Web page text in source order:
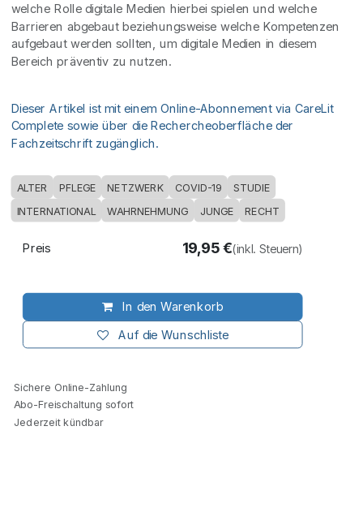
welche Rolle digitale Medien hierbei spielen und welche
Barrieren abgebaut beziehungsweise welche Kompetenzen
aufgebaut werden sollten, um digitale Medien in diesem
Bereich präventiv zu nutzen.
Dieser Artikel ist mit einem Online-Abonnement via CareLit
Complete sowie über die Rechercheoberfläche der
Fachzeitschrift zugänglich.
ALTER PFLEGE NETZWERK COVID-19 STUDIE
INTERNATIONAL WAHRNEHMUNG JUNGE RECHT
In den Warenkorb
Auf die Wunschliste
Preis 19,95€(inkl. Steuern)
Sichere Online-Zahlung
Abo-Freischaltung sofort
Jederzeit kündbar